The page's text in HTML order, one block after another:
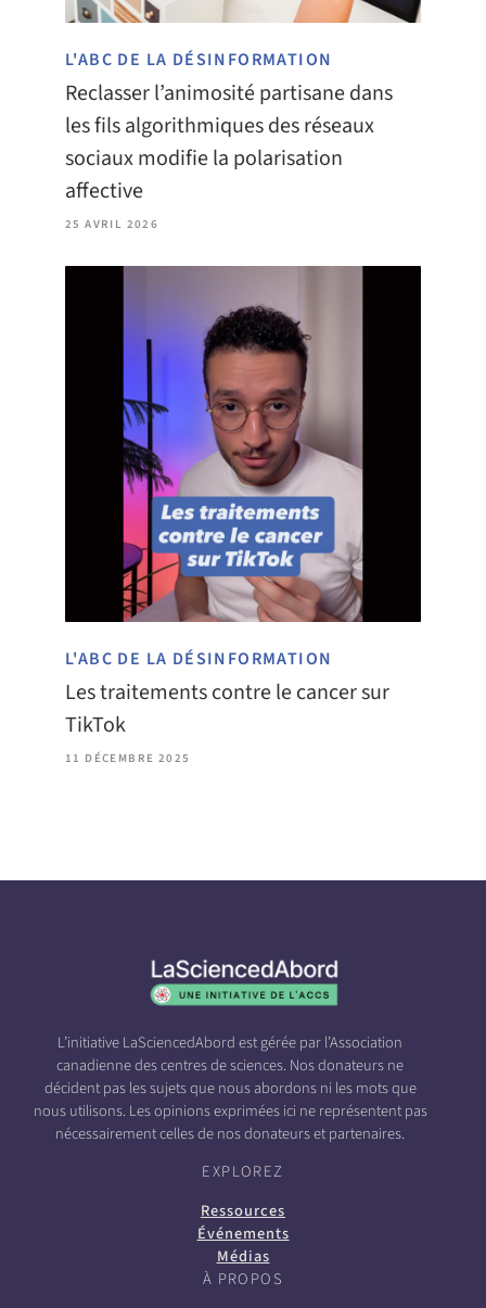
L'ABC DE LA DÉSINFORMATION
Reclasser l’animosité partisane dans
les fils algorithmiques des réseaux
sociaux modifie la polarisation
affective
25 AVRIL 2026
L'ABC DE LA DÉSINFORMATION
Les traitements contre le cancer sur
TikTok
11 DÉCEMBRE 2025
L’initiative LaSciencedAbord est gérée par l’Association
canadienne des centres de sciences. Nos donateurs ne
décident pas les sujets que nous abordons ni les mots que
nous utilisons. Les opinions exprimées ici ne représentent pas
nécessairement celles de nos donateurs et partenaires.
EXPLOREZ
Ressources
Événements
Médias
À PROPOS